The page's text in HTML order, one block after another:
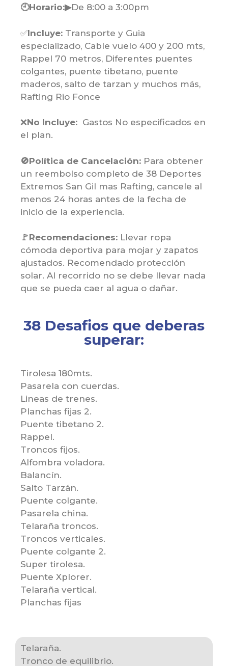
🕘Horario:▶De 8:00 a 3:00pm
✅Incluye: Transporte y Guia
especializado, Cable vuelo 400 y 200 mts,
Rappel 70 metros, Diferentes puentes
colgantes, puente tibetano, puente
maderos, salto de tarzan y muchos más,
Rafting Rio Fonce
❌No Incluye: Gastos No especificados en
el plan.
🚫Política de Cancelación: Para obtener
un reembolso completo de 38 Deportes
Extremos San Gil mas Rafting, cancele al
menos 24 horas antes de la fecha de
inicio de la experiencia.
🚩Recomendaciones: Llevar ropa
cómoda deportiva para mojar y zapatos
ajustados. Recomendado protección
solar. Al recorrido no se debe llevar nada
que se pueda caer al agua o dañar.
38 Desafios que deberas
superar:
Tirolesa 180mts.
Pasarela con cuerdas.
Lineas de trenes.
Planchas fijas 2.
Puente tibetano 2.
Rappel.
Troncos fijos.
Alfombra voladora.
Balancín.
Salto Tarzán.
Puente colgante.
Pasarela china.
Telaraña troncos.
Troncos verticales.
Puente colgante 2.
Super tirolesa.
Puente Xplorer.
Telaraña vertical.
Planchas fijas
Telaraña.
Tronco de equilibrio.